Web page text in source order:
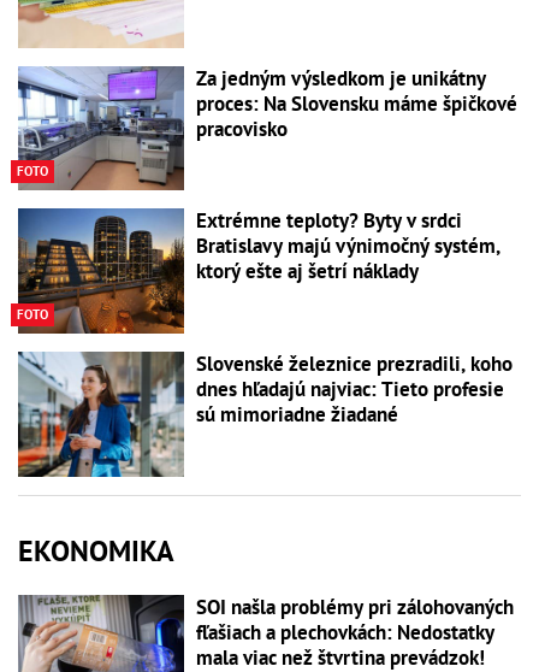
FOTO
Za jedným výsledkom je unikátny
proces: Na Slovensku máme špičkové
pracovisko
FOTO
Extrémne teploty? Byty v srdci
Bratislavy majú výnimočný systém,
ktorý ešte aj šetrí náklady
Slovenské železnice prezradili, koho
dnes hľadajú najviac: Tieto profesie
sú mimoriadne žiadané
EKONOMIKA
SOI našla problémy pri zálohovaných
fľašiach a plechovkách: Nedostatky
mala viac než štvrtina prevádzok!